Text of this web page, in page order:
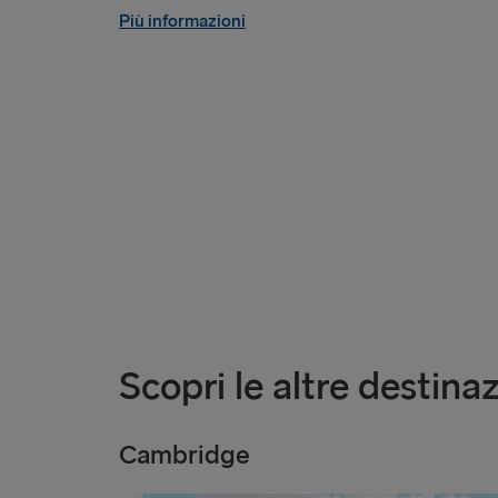
Più informazioni
Scopri le altre
Cambridge